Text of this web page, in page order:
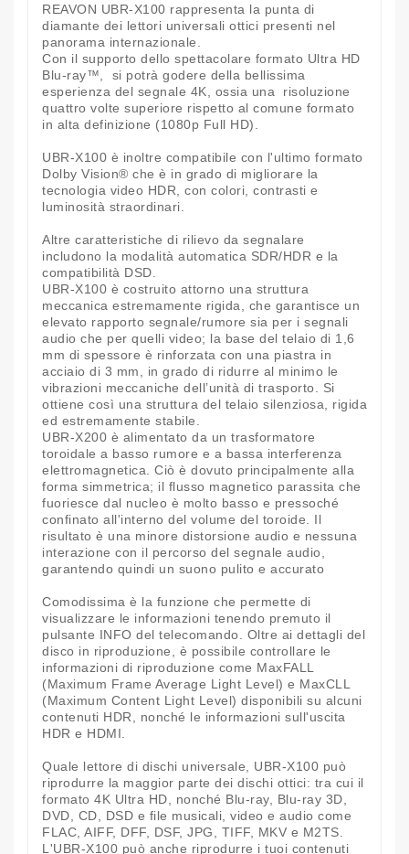
REAVON UBR-X100 rappresenta la punta di
diamante dei lettori universali ottici presenti nel
panorama internazionale.
Con il supporto dello spettacolare formato Ultra HD
Blu-ray™, si potrà godere della bellissima
esperienza del segnale 4K, ossia una risoluzione
quattro volte superiore rispetto al comune formato
in alta definizione (1080p Full HD).
UBR-X100 è inoltre compatibile con l'ultimo formato
Dolby Vision® che è in grado di migliorare la
tecnologia video HDR, con colori, contrasti e
luminosità straordinari.
Altre caratteristiche di rilievo da segnalare
includono la modalità automatica SDR/HDR e la
compatibilità DSD.
UBR-X100 è costruito attorno una struttura
meccanica estremamente rigida, che garantisce un
elevato rapporto segnale/rumore sia per i segnali
audio che per quelli video; la base del telaio di 1,6
mm di spessore è rinforzata con una piastra in
acciaio di 3 mm, in grado di ridurre al minimo le
vibrazioni meccaniche dell’unità di trasporto. Si
ottiene così una struttura del telaio silenziosa, rigida
ed estremamente stabile.
UBR-X200 è alimentato da un trasformatore
toroidale a basso rumore e a bassa interferenza
elettromagnetica. Ciò è dovuto principalmente alla
forma simmetrica; il flusso magnetico parassita che
fuoriesce dal nucleo è molto basso e pressoché
confinato all'interno del volume del toroide. Il
risultato è una minore distorsione audio e nessuna
interazione con il percorso del segnale audio,
garantendo quindi un suono pulito e accurato
Comodissima è la funzione che permette di
visualizzare le informazioni tenendo premuto il
pulsante INFO del telecomando. Oltre ai dettagli del
disco in riproduzione, è possibile controllare le
informazioni di riproduzione come MaxFALL
(Maximum Frame Average Light Level) e MaxCLL
(Maximum Content Light Level) disponibili su alcuni
contenuti HDR, nonché le informazioni sull'uscita
HDR e HDMI.
Quale lettore di dischi universale, UBR-X100 può
riprodurre la maggior parte dei dischi ottici: tra cui il
formato 4K Ultra HD, nonché Blu-ray, Blu-ray 3D,
DVD, CD, DSD e file musicali, video e audio come
FLAC, AIFF, DFF, DSF, JPG, TIFF, MKV e M2TS.
L'UBR-X100 può anche riprodurre i tuoi contenuti